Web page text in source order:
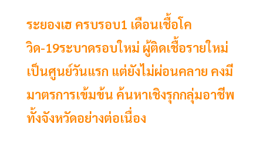
ระยองเฮ ครบรอบ1 เดือนเชื้อโค
วิด-19ระบาดรอบใหม่ ผู้ติดเชื้อรายใหม่
เป็นศูนย์วันแรก แต่ยังไม่ผ่อนคลาย คงมี
มาตรการเข้มข้น ค้นหาเชิงรุกกลุ่มอาชีพ
ทั้งจังหวัดอย่างต่อเนื่อง